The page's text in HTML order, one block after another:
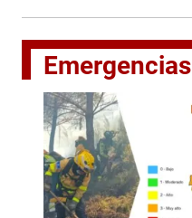
Emergencias